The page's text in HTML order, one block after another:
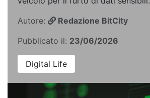
Autore:
Redazione BitCity
Pubblicato il: 23/06/2026
Digital Life